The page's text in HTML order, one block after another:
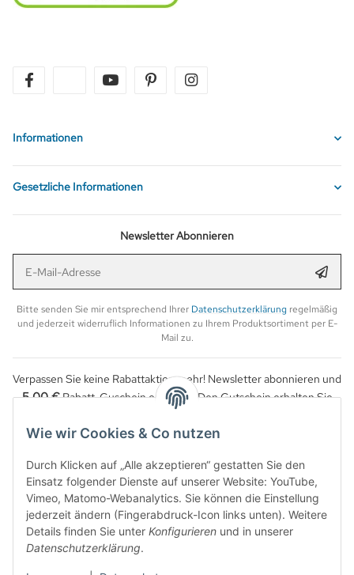
Wie wir Cookies & Co nutzen
Durch Klicken auf „Alle akzeptieren“ gestatten Sie den
Einsatz folgender Dienste auf unserer Website: YouTube,
Vimeo, Matomo-Webanalytics. Sie können die Einstellung
jederzeit ändern (Fingerabdruck-Icon links unten). Weitere
Details finden Sie unter Konfigurieren und in unserer
Datenschutzerklärung.
twitter youtube pinterest
Informationen
Gesetzliche Informationen
Newsletter Abonnieren
Bitte senden Sie mir entsprechend Ihrer Datenschutzerklärung regelmäßig
und jederzeit widerruflich Informationen zu Ihrem Produktsortiment per E-
Mail zu.
Verpassen Sie keine Rabattaktion mehr! Newsletter abonnieren und
5,00 €Rabatt-Guschein erhalten. Den Gutschein erhalten Sie
per Email nach der erfolgreichen Bestätigung Ihrer Email-Adresse.